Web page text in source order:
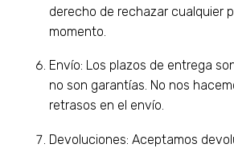
derecho de rechazar cualquier
momento.
Envío: Los plazos de entrega
no son garantías. No nos
retrasos en el envío.
Devoluciones: Aceptamos